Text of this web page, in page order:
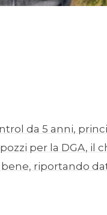
da 5 anni,
per la DGA, il
riportando